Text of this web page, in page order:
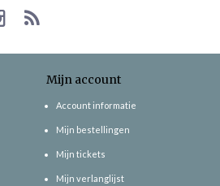
Mijn account
Account informatie
Mijn bestellingen
Mijn tickets
Mijn verlanglijst